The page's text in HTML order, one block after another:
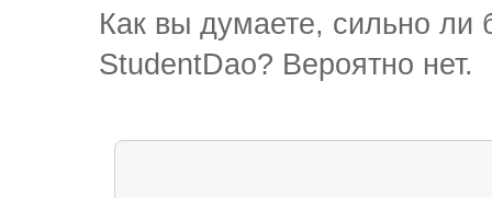
Как вы думаете, сильно ли
StudentDao? Вероятно нет.